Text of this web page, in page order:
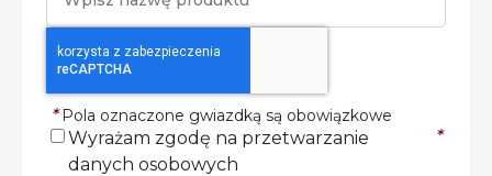
* Pola oznaczone gwiazdką są obowiązkowe
Wyrażam zgodę na przetwarzanie
danych osobowych
*